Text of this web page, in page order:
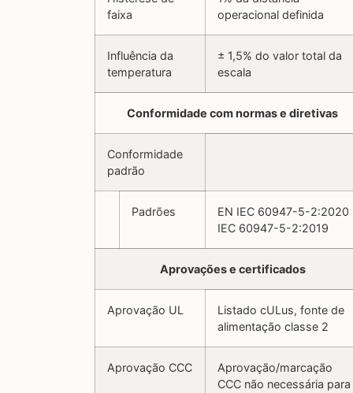
faixa
operacional definida
Influência da
temperatura
± 1,5% do valor total da
escala
Conformidade com normas e diretivas
Conformidade
padrão
Padrões
EN IEC 60947-5-2:2020
IEC 60947-5-2:2019
Aprovações e certificados
Aprovação UL
Listado cULus, fonte de
alimentação classe 2
Aprovação CCC
Aprovação/marcação
CCC não necessária para